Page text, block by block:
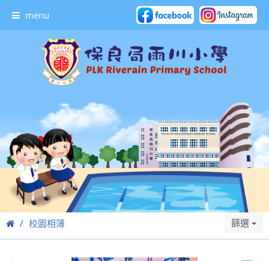
menu
校園相簿 篩選